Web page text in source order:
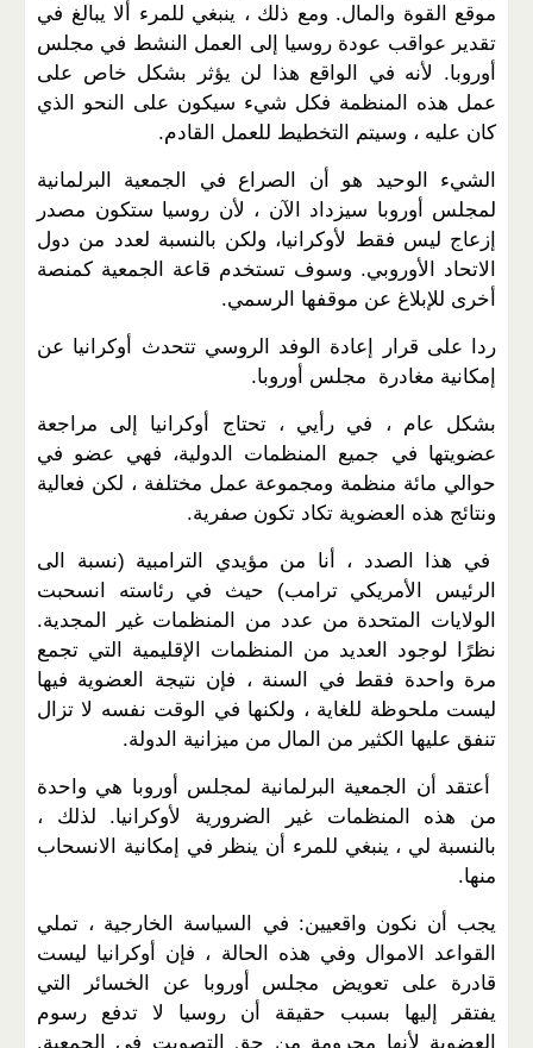
موقع القوة والمال. ومع ذلك ، ينبغي للمرء ألا يبالغ في
تقدير عواقب عودة روسيا إلى العمل النشط في مجلس
أوروبا. لأنه في الواقع هذا لن يؤثر بشكل خاص على
عمل هذه المنظمة فكل شيء سيكون على النحو الذي
كان عليه ، وسيتم التخطيط للعمل القادم.
الشيء الوحيد هو أن الصراع في الجمعية البرلمانية
لمجلس أوروبا سيزداد الآن ، لأن روسيا ستكون مصدر
إزعاج ليس فقط لأوكرانيا، ولكن بالنسبة لعدد من دول
الاتحاد الأوروبي. وسوف تستخدم قاعة الجمعية كمنصة
أخرى للإبلاغ عن موقفها الرسمي.
ردا على قرار إعادة الوفد الروسي تتحدث أوكرانيا عن
إمكانية مغادرة مجلس أوروبا.
بشكل عام ، في رأيي ، تحتاج أوكرانيا إلى مراجعة
عضويتها في جميع المنظمات الدولية، فهي عضو في
حوالي مائة منظمة ومجموعة عمل مختلفة ، لكن فعالية
ونتائج هذه العضوية تكاد تكون صفرية.
في هذا الصدد ، أنا من مؤيدي الترامبية (نسبة الى
الرئيس الأمريكي ترامب) حيث في رئاسته انسحبت
الولايات المتحدة من عدد من المنظمات غير المجدية.
نظرًا لوجود العديد من المنظمات الإقليمية التي تجمع
مرة واحدة فقط في السنة ، فإن نتيجة العضوية فيها
ليست ملحوظة للغاية ، ولكنها في الوقت نفسه لا تزال
تنفق عليها الكثير من المال من ميزانية الدولة.
أعتقد أن الجمعية البرلمانية لمجلس أوروبا هي واحدة
من هذه المنظمات غير الضرورية لأوكرانيا. لذلك ،
بالنسبة لي ، ينبغي للمرء أن ينظر في إمكانية الانسحاب
منها.
يجب أن نكون واقعيين: في السياسة الخارجية ، تملي
القواعد الاموال وفي هذه الحالة ، فإن أوكرانيا ليست
قادرة على تعويض مجلس أوروبا عن الخسائر التي
يفتقر إليها بسبب حقيقة أن روسيا لا تدفع رسوم
العضوية لأنها محرومة من حق التصويت في الجمعية.